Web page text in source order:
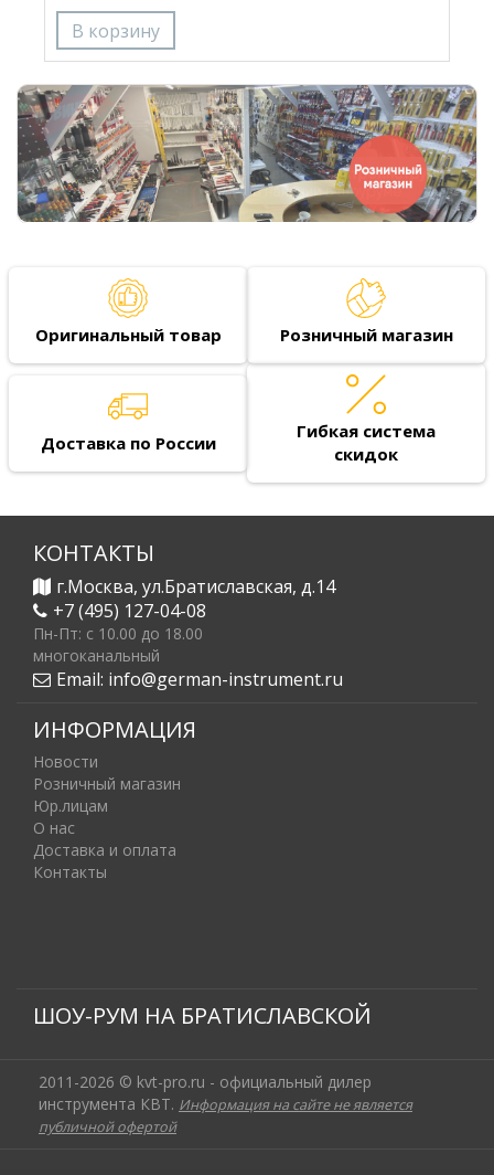
Оригинальный товар Розничный магазин
Доставка по России
Гибкая система
скидок
КОНТАКТЫ
г.Москва, ул.Братиславская, д.14
+7 (495) 127-04-08
Пн-Пт: c 10.00 до 18.00
многоканальный
Email: info@german-instrument.ru
ИНФОРМАЦИЯ
Новости
Розничный магазин
Юр.лицам
О нас
Доставка и оплата
Контакты
ШОУ-РУМ НА БРАТИСЛАВСКОЙ
2011-2026 © kvt-pro.ru - официальный дилер
инструмента КВТ. Информация на сайте не является
публичной офертой